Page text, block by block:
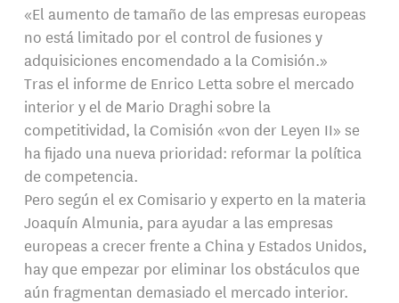
«El aumento de tamaño de las empresas europeas
no está limitado por el control de fusiones y
adquisiciones encomendado a la Comisión.»
Tras el informe de Enrico Letta sobre el mercado
interior y el de Mario Draghi sobre la
competitividad, la Comisión «von der Leyen II» se
ha fijado una nueva prioridad: reformar la política
de competencia.
Pero según el ex Comisario y experto en la materia
Joaquín Almunia, para ayudar a las empresas
europeas a crecer frente a China y Estados Unidos,
hay que empezar por eliminar los obstáculos que
aún fragmentan demasiado el mercado interior.